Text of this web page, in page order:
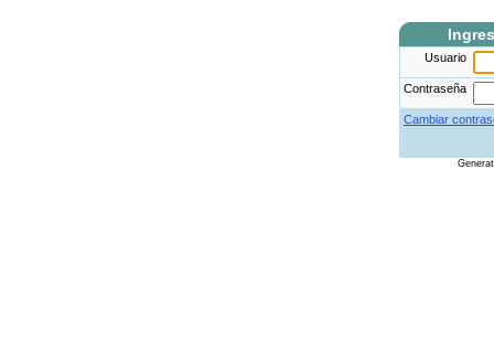
Usuario
Contraseña
Cambiar